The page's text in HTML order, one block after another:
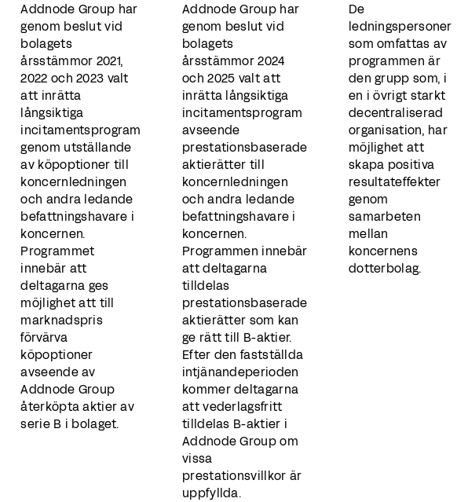
Addnode Group har
genom beslut vid
bolagets
årsstämmor 2021,
2022 och 2023 valt
att inrätta
långsiktiga
incitamentsprogram
genom utställande
av köpoptioner till
koncernledningen
och andra ledande
befattningshavare i
koncernen.
Programmet
innebär att
deltagarna ges
möjlighet att till
marknadspris
förvärva
köpoptioner
avseende av
Addnode Group
återköpta aktier av
serie B i bolaget.
Addnode Group har
genom beslut vid
bolagets
årsstämmor 2024
och 2025 valt att
inrätta långsiktiga
incitamentsprogram
avseende
prestationsbaserade
aktierätter till
koncernledningen
och andra ledande
befattningshavare i
koncernen.
Programmen innebär
att deltagarna
tilldelas
prestationsbaserade
aktierätter som kan
ge rätt till B-aktier.
Efter den fastställda
intjänandeperioden
kommer deltagarna
att vederlagsfritt
tilldelas B-aktier i
Addnode Group om
vissa
prestationsvillkor är
uppfyllda.
De
ledningspersoner
som omfattas av
programmen är
den grupp som, i
en i övrigt starkt
decentraliserad
organisation, har
möjlighet att
skapa positiva
resultateffekter
genom
samarbeten
mellan
koncernens
dotterbolag.